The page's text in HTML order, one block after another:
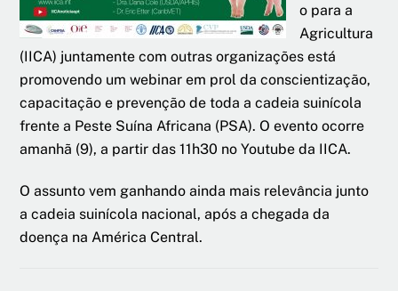
o para a
Agricultura
(IICA) juntamente com outras organizações está
promovendo um webinar em prol da conscientização,
capacitação e prevenção de toda a cadeia suinícola
frente a Peste Suína Africana (PSA). O evento ocorre
amanhã (9), a partir das 11h30 no Youtube da IICA.
O assunto vem ganhando ainda mais relevância junto
a cadeia suinícola nacional, após a chegada da
doença na América Central.